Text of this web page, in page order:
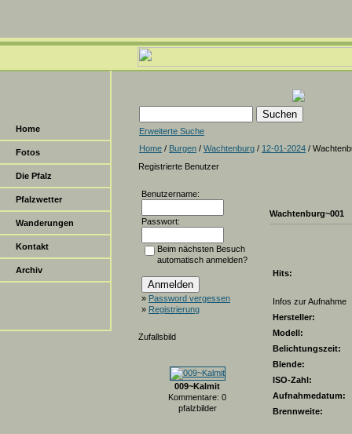
Home
Fotos
Die Pfalz
Pfalzwetter
Wanderungen
Kontakt
Archiv
Erweiterte Suche
Home / Burgen / Wachtenburg / 12-01-2024 /
Registrierte Benutzer
Benutzername:
Passwort:
Beim nächsten Besuch
automatisch anmelden?
» Password vergessen
» Registrierung
Zufallsbild
009~Kalmit
Kommentare: 0
pfalzbilder
Wachtenburg~001
Hits:
Infos zur Aufnahme
Hersteller:
Modell:
Belichtungszeit:
Blende:
ISO-Zahl:
Aufnahmedatum:
Brennweite: